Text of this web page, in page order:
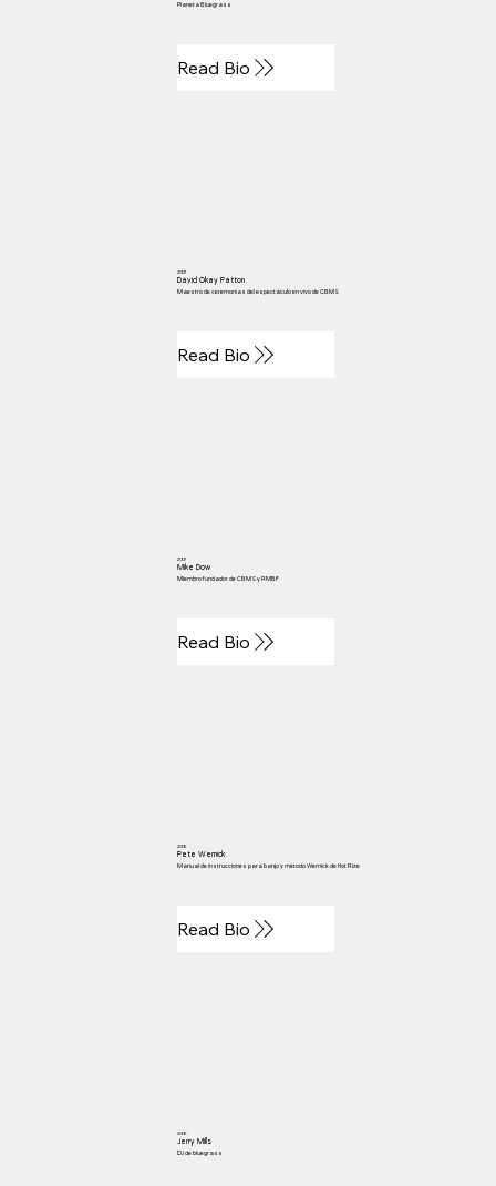
Planeta Bluegrass
Read Bio
2007
David Okay Patton
Maestro de ceremonias del espectáculo en vivo de CBMS
Read Bio
2007
Mike Dow
Miembro fundador de CBMS y RMBF
Read Bio
2006
Pete Wernick
Manual de instrucciones para banjo y método Wernick de Hot Rize
Read Bio
2006
Jerry Mills
DJ de bluegrass